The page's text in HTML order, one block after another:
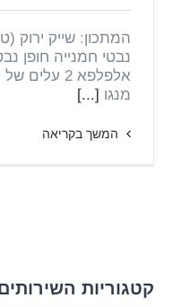
המתכון: שייק ירוק
נבטי חמנייה חופן
מנגו [...]
המשך בקריאה
קטגוריות